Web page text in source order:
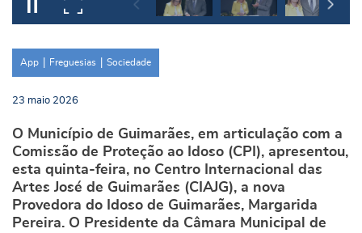
App Freguesias Sociedade
23 maio 2026
O Município de Guimarães, em articulação com a
Comissão de Proteção ao Idoso (CPI), apresentou,
esta quinta-feira, no Centro Internacional das
Artes José de Guimarães (CIAJG), a nova
Provedora do Idoso de Guimarães, Margarida
Pereira. O Presidente da Câmara Municipal de